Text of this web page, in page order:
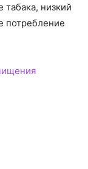
табака, низкий
потребление